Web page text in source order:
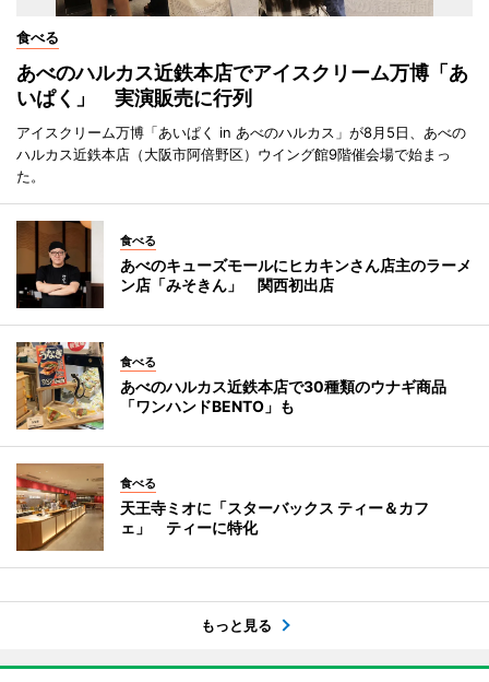
食べる
あべのハルカス近鉄本店でアイスクリーム万博「あ
いぱく」 実演販売に行列
アイスクリーム万博「あいぱく in あべのハルカス」が8月5日、あべの
ハルカス近鉄本店（大阪市阿倍野区）ウイング館9階催会場で始まっ
た。
食べる
あべのキューズモールにヒカキンさん店主のラーメ
ン店「みそきん」 関西初出店
食べる
あべのハルカス近鉄本店で30種類のウナギ商品
「ワンハンドBENTO」も
食べる
天王寺ミオに「スターバックス ティー＆カフ
ェ」 ティーに特化
もっと見る